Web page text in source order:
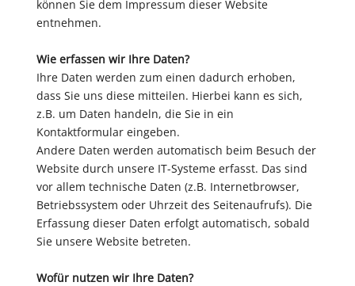
können Sie dem Impressum dieser Website
entnehmen.
Wie erfassen wir Ihre Daten?
Ihre Daten werden zum einen dadurch erhoben,
dass Sie uns diese mitteilen. Hierbei kann es sich,
z.B. um Daten handeln, die Sie in ein
Kontaktformular eingeben.
Andere Daten werden automatisch beim Besuch der
Website durch unsere IT-Systeme erfasst. Das sind
vor allem technische Daten (z.B. Internetbrowser,
Betriebssystem oder Uhrzeit des Seitenaufrufs). Die
Erfassung dieser Daten erfolgt automatisch, sobald
Sie unsere Website betreten.
Wofür nutzen wir Ihre Daten?